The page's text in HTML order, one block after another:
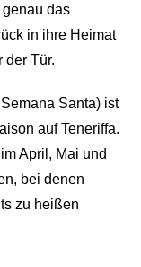
genau das
in ihre Heimat
der Tür.
Santa) ist
auf Teneriffa.
April, Mai und
bei denen
zu heißen